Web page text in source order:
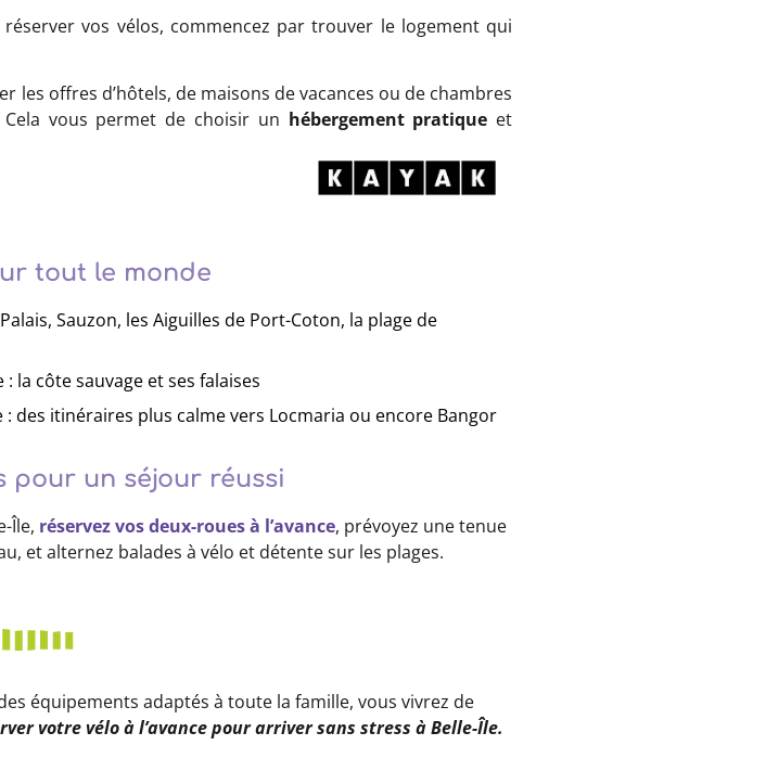
vos vélos, commencez par trouver le logement qui
les offres d’hôtels, de maisons de vacances ou de chambres
Cela vous permet de choisir un hébergement pratique et
tout le monde
Sauzon, les Aiguilles de Port-Coton, la plage de
la côte sauvage et ses falaises
: des itinéraires plus calme vers Locmaria ou encore Bangor
pour un séjour réussi
Île, réservez vos deux-roues à l’avance, prévoyez une tenue
et alternez balades à vélo et détente sur les plages.
équipements adaptés à toute la famille, vous vivrez de
votre vélo à l’avance pour arriver sans stress à Belle-Île.